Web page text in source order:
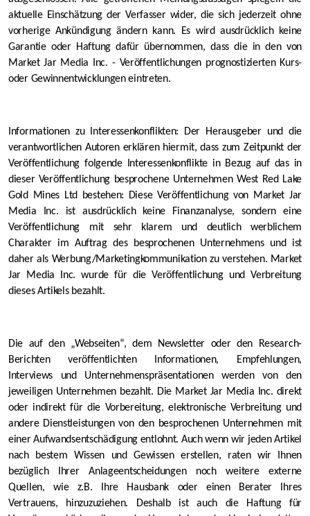
aktuelle Einschätzung der Verfasser wider, die sich jederzeit ohne
vorherige Ankündigung ändern kann. Es wird ausdrücklich keine
Garantie oder Haftung dafür übernommen, dass die in den von
Market Jar Media Inc. - Veröffentlichungen prognostizierten Kurs-
oder Gewinnentwicklungen eintreten.
Informationen zu Interessenkonflikten: Der Herausgeber und die
verantwortlichen Autoren erklären hiermit, dass zum Zeitpunkt der
Veröffentlichung folgende Interessenkonflikte in Bezug auf das in
dieser Veröffentlichung besprochene Unternehmen West Red Lake
Gold Mines Ltd bestehen: Diese Veröffentlichung von Market Jar
Media Inc. ist ausdrücklich keine Finanzanalyse, sondern eine
Veröffentlichung mit sehr klarem und deutlich werblichem
Charakter im Auftrag des besprochenen Unternehmens und ist
daher als Werbung/Marketingkommunikation zu verstehen. Market
Jar Media Inc. wurde für die Veröffentlichung und Verbreitung
dieses Artikels bezahlt.
Die auf den „Webseiten“, dem Newsletter oder den Research-
Berichten veröffentlichten Informationen, Empfehlungen,
Interviews und Unternehmenspräsentationen werden von den
jeweiligen Unternehmen bezahlt. Die Market Jar Media Inc. direkt
oder indirekt für die Vorbereitung, elektronische Verbreitung und
andere Dienstleistungen von den besprochenen Unternehmen mit
einer Aufwandsentschädigung entlohnt. Auch wenn wir jeden Artikel
nach bestem Wissen und Gewissen erstellen, raten wir Ihnen
bezüglich Ihrer Anlageentscheidungen noch weitere externe
Quellen, wie z.B. Ihre Hausbank oder einen Berater Ihres
Vertrauens, hinzuzuziehen. Deshalb ist auch die Haftung für